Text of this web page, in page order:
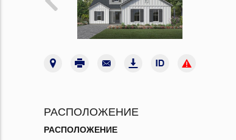
РАСПОЛОЖЕНИЕ
РАСПОЛОЖЕНИЕ